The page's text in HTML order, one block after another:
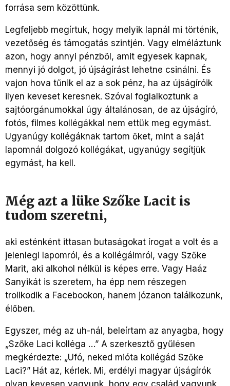
forrása sem közöttünk.
Legfeljebb megírtuk, hogy melyik lapnál mi történik,
vezetőség és támogatás szintjén. Vagy elméláztunk
azon, hogy annyi pénzből, amit egyesek kapnak,
mennyi jó dolgot, jó újságírást lehetne csinálni. És
vajon hova tűnik el az a sok pénz, ha az újságíróik
ilyen keveset keresnek. Szóval foglalkoztunk a
sajtóorgánumokkal úgy általánosan, de az újságíró,
fotós, filmes kollégákkal nem ettük meg egymást.
Ugyanúgy kollégáknak tartom őket, mint a saját
lapomnál dolgozó kollégákat, ugyanúgy segítjük
egymást, ha kell.
Még azt a lüke Szőke Lacit is
tudom szeretni,
aki esténként ittasan butaságokat írogat a volt és a
jelenlegi lapomról, és a kollégáimról, vagy Szőke
Marit, aki alkohol nélkül is képes erre. Vagy Haáz
Sanyikát is szeretem, ha épp nem részegen
trollkodik a Facebookon, hanem józanon találkozunk,
élőben.
Egyszer, még az uh-nál, beleírtam az anyagba, hogy
„Szőke Laci kolléga …” A szerkesztő gyűlésen
megkérdezte: „Ufó, neked mióta kollégád Szőke
Laci?” Hát az, kérlek. Mi, erdélyi magyar újságírók
olyan kevesen vagyunk, hogy egy család vagyunk,